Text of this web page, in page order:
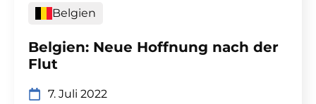
Belgien
Belgien: Neue Hoffnung nach der
Flut
7. Juli 2022